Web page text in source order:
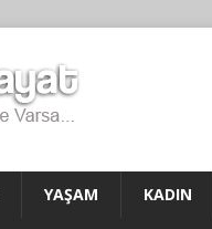
YAŞAM KADIN